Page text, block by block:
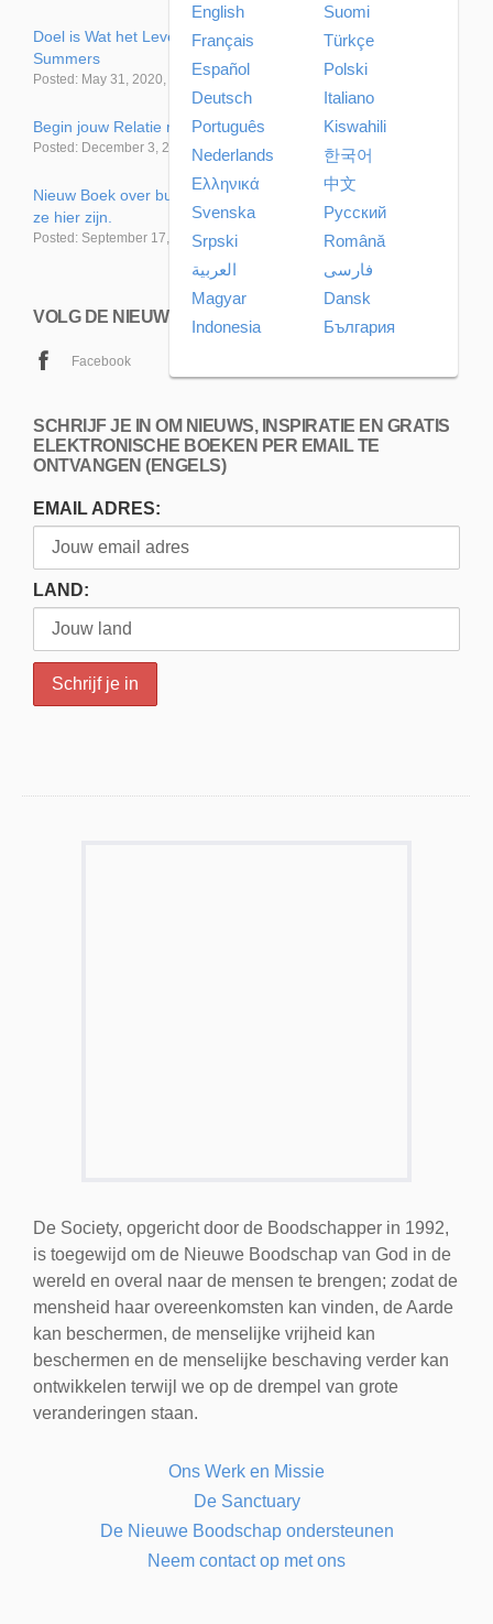
English
Français
Español
Deutsch
Português
Nederlands
Ελληνικά
Svenska
Srpski
العربية
Magyar
Indonesia
Suomi
Türkçe
Polski
Italiano
Kiswahili
한국어
中文
Pусский
Română
فارسی
Dansk
България
Doel is Wat het Leven uit je naar Voren Roept | Marshall Vian
Summers
Posted: May 31, 2020, 6:44 pm
Begin jouw Relatie met Eerlijkheid | Marshall Vian Summers
Posted: December 3, 2019, 5:30 am
Nieuw Boek over buitenaardse wezens & contact en waarom
ze hier zijn.
Posted: September 17, 2019, 11:06 pm
VOLG DE NIEUWE BOODSCHAP
Facebook
SCHRIJF JE IN OM NIEUWS, INSPIRATIE EN GRATIS
ELEKTRONISCHE BOEKEN PER EMAIL TE
ONTVANGEN (ENGELS)
EMAIL ADRES:
LAND:
De Society, opgericht door de Boodschapper in 1992,
is toegewijd om de Nieuwe Boodschap van God in de
wereld en overal naar de mensen te brengen; zodat de
mensheid haar overeenkomsten kan vinden, de Aarde
kan beschermen, de menselijke vrijheid kan
beschermen en de menselijke beschaving verder kan
ontwikkelen terwijl we op de drempel van grote
veranderingen staan.
Ons Werk en Missie
De Sanctuary
De Nieuwe Boodschap ondersteunen
Neem contact op met ons